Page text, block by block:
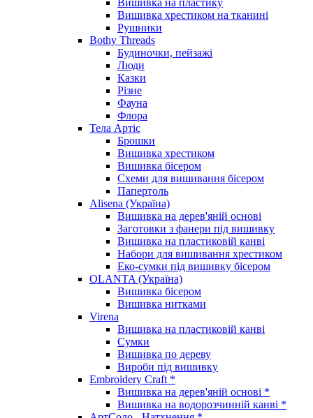
Вишивка хрестиком на тканині
Рушники
Bothy Threads
Будиночки, пейзажі
Люди
Казки
Різне
Фауна
Флора
Тела Артіс
Брошки
Вишивка хрестиком
Вишивка бісером
Схеми для вишивання бісером
Папертоль
Alisena (Україна)
Вишивка на дерев'яній основі
Заготовки з фанери під вишивку
Вишивка на пластиковій канві
Набори для вишивання хрестиком
Еко-сумки під вишивку бісером
OLANTA (Україна)
Вишивка бісером
Вишивка нитками
Virena
Вишивка на пластиковій канві
Сумки
Вишивка по дереву
Вироби під вишивку
Embroidery Craft *
Вишивка на дерев'яній основі *
Вишивка на водорозчинній канві *